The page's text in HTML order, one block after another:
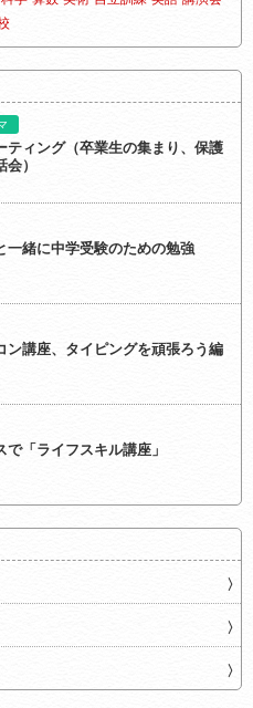
ティング（卒業生の集まり、保護
）
一緒に中学受験のための勉強
ン講座、タイピングを頑張ろう編
「ライフスキル講座」